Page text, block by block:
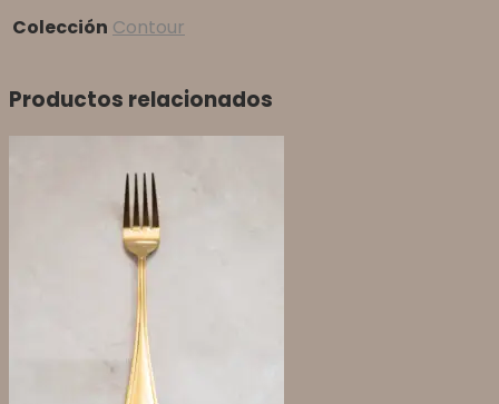
Colección Contour
Productos relacionados